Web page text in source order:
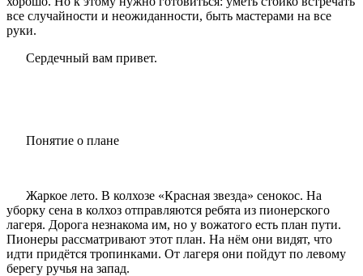
все случайности и неожиданности, быть мастерами на все
руки.
Сердечный вам привет.
Понятие о плане
Жаркое лето. В колхозе «Красная звезда» сенокос. На
уборку сена в колхоз отправляются ребята из пионерского
лагеря. Дорога незнакома им, но у вожатого есть план пути.
Пионеры рассматривают этот план. На нём они видят, что
идти придётся тропинками. От лагеря они пойдут по левому
берегу ручья на запад.